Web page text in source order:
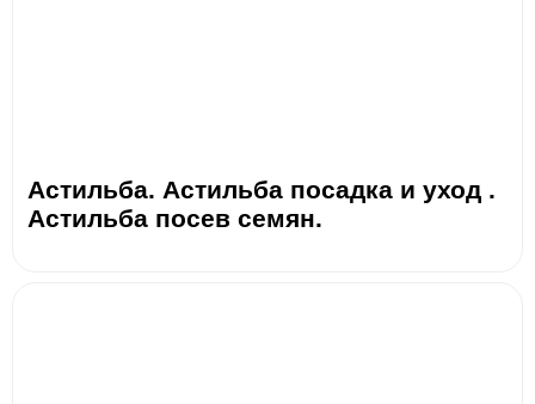
Астильба. Астильба посадка и уход .
Астильба посев семян.